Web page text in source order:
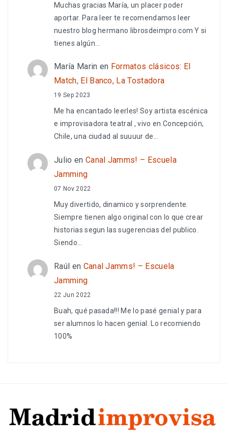
Muchas gracias María, un placer poder
aportar. Para leer te recomendamos leer
nuestro blog hermano librosdeimpro.com Y si
tienes algún…
María Marin en Formatos clásicos: El
Match, El Banco, La Tostadora
19 Sep 2023
Me ha encantado leerles! Soy artista escénica
e improvisadora teatral , vivo en Concepción,
Chile, una ciudad al suuuur de…
Julio en Canal Jamms! – Escuela
Jamming
07 Nov 2022
Muy divertido, dinamico y sorprendente.
Siempre tienen algo original con lo que crear
historias segun las sugerencias del publico.
Siendo…
Raúl en Canal Jamms! – Escuela
Jamming
22 Jun 2022
Buah, qué pasada!!! Me lo pasé genial y para
ser alumnos lo hacen genial. Lo recomiendo
100%